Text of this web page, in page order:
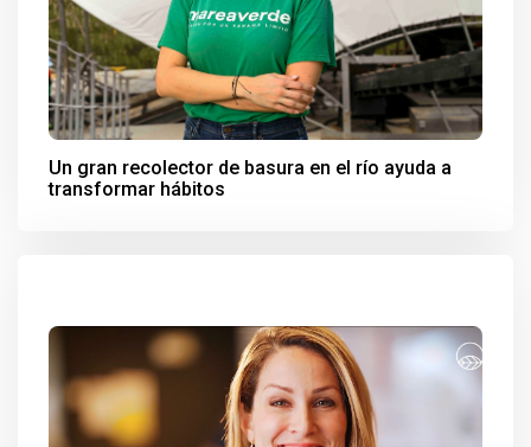
Un gran recolector de basura en el río ayuda a
transformar hábitos